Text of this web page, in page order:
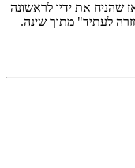
שהניח את ידיו לראשונה
לעתיד" מתוך שינה.